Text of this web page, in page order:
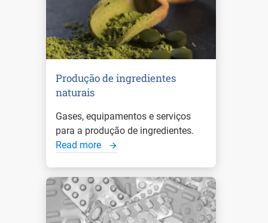
Produção de ingredientes
naturais
Gases, equipamentos e serviços
para a produção de ingredientes.
Read more